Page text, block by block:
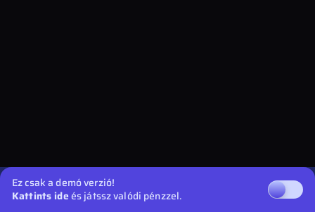
Ez csak a demó verzió!
Kattints ideés játssz valódi pénzzel.